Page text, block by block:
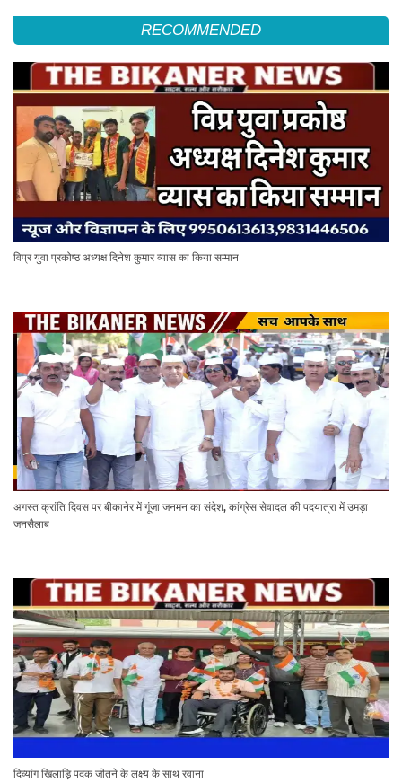
RECOMMENDED
विप्र युवा प्रकोष्ठ अध्यक्ष दिनेश कुमार व्यास का किया सम्मान
अगस्त क्रांति दिवस पर बीकानेर में गूंजा जनमन का संदेश, कांग्रेस सेवादल की पदयात्रा में उमड़ा
जनसैलाब
दिव्यांग खिलाड़ि पदक जीतने के लक्ष्य के साथ रवाना